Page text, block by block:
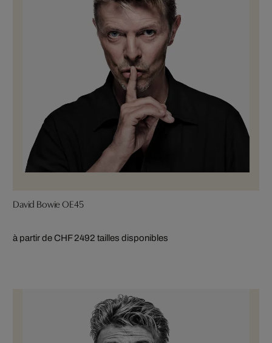
David Bowie OE45
à partir de CHF 2492 tailles disponibles